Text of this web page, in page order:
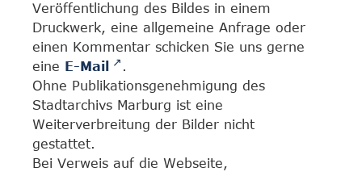
Veröffentlichung des Bildes in einem
Druckwerk, eine allgemeine Anfrage oder
einen Kommentar schicken Sie uns gerne
eine E-Mail
.
Ohne Publikationsgenehmigung des
Stadtarchivs Marburg ist eine
Weiterverbreitung der Bilder nicht
gestattet.
Bei Verweis auf die Webseite,